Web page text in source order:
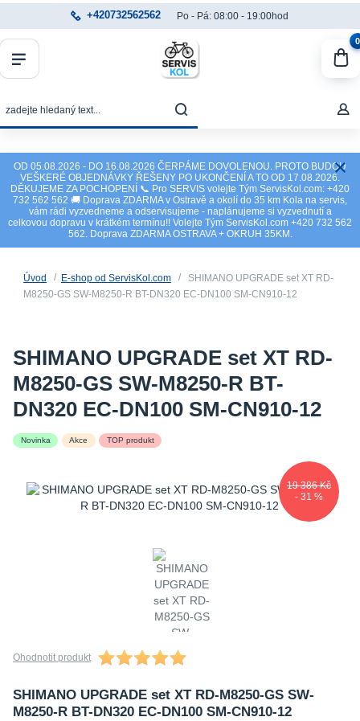
OD 05.08.2026 - DO 16.08.2026 ČERPÁME DOVOLENOU. PROTO BUDOU
VEŠKERÉ OBJEDNÁVKY ŘEŠENY PO UKONČENÍ A TO OD 17.08.2026.
DĚKUJEME ZA POCHOPENÍ 📞 Pro SERVIS volejte Tým ServisKol.com: +420
732 562 562 🚚 Doprava ZDARMA v Ostravě a okolí do 35 km Kola na servis,
vám rádi vyzvedneme a odservisujeme - naplánujeme si vyzvednutí a
celkovou dopravu v krátkém termínu!! Volejte Tým ServisKol.com +420 732 562
562. Doprava ZDARMA OSTRAVA + OKRUH 35KM.
+420732562562 Po - Pá: 08:00 - 19:00hod
0
Úvod E-shop od ServisKol.com
SHIMANO UPGRADE set XT RD-
M8250-GS SW-M8250-R BT-DN320 EC-DN100 SM-CN910-12
SHIMANO UPGRADE set XT RD-
M8250-GS SW-M8250-R BT-
DN320 EC-DN100 SM-CN910-12
Novinka Akce TOP produkt
19 386 Kč
- 31 %
Ohodnotit produkt
SHIMANO UPGRADE set XT RD-M8250-GS SW-
M8250-R BT-DN320 EC-DN100 SM-CN910-12